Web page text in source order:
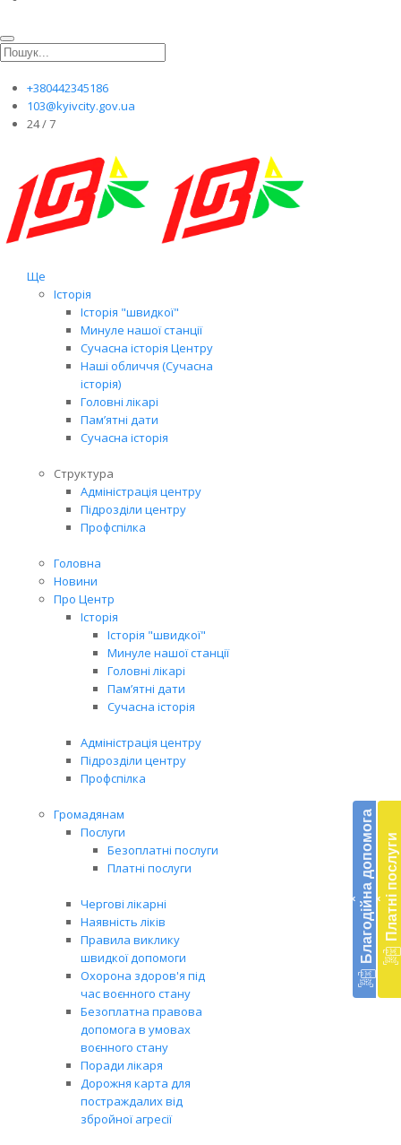
+380442345186
103@kyivcity.gov.ua
24 / 7
Ще
Історія
Історія "швидкої"
Минуле нашої станції
Сучасна історія Центру
Наші обличчя (Сучасна
історія)
Головні лікарі
Пам’ятні дати
Сучасна історія
Структура
Адміністрація центру
Підрозділи центру
Профспілка
Головна
Новини
Про Центр
Історія
Історія "швидкої"
Минуле нашої станції
Головні лікарі
Пам’ятні дати
Сучасна історія
Адміністрація центру
Підрозділи центру
Профспілка
Громадянам
Послуги
Безоплатні послуги
Платні послуги
Чергові лікарні
Наявність ліків
Правила виклику
швидкої допомоги
Охорона здоров'я під
час воєнного стану
Безоплатна правова
допомога в умовах
воєнного стану
Поради лікаря
Дорожня карта для
постраждалих від
збройної агресії
‹ Благодійна допомога ‹ Платні послуги